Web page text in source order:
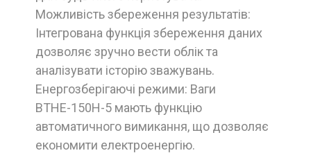
Можливість збереження результатів:
Інтегрована функція збереження даних
дозволяє зручно вести облік та
аналізувати історію зважувань.
Енергозберігаючі режими: Ваги
ВТНЕ-150Н-5 мають функцію
автоматичного вимикання, що дозволяє
економити електроенергію.